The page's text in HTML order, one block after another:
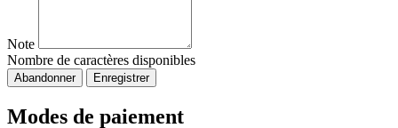
Note
Nombre de caractères disponibles
Abandonner Enregistrer
Modes de paiement